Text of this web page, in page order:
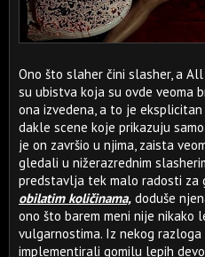
Ono što slaher čini slasher, a
su ubistva koja su ovde veoma
ona izvedena, a to je
dakle scene koje prikazuju
je on završio u njima, zaista
gledali u nižerazrednim
predstavlja tek malo radosti za
obilatim količinama, doduše
ono što barem meni nije nikako
vulgarnostima. Iz nekog
implementirali gomilu lepih